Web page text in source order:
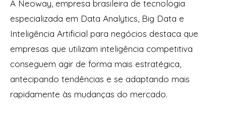
A Neoway, empresa brasileira de tecnologia
especializada em Data Analytics, Big Data e
Inteligência Artificial para negócios destaca que
empresas que utilizam inteligência competitiva
conseguem agir de forma mais estratégica,
antecipando tendências e se adaptando mais
rapidamente às mudanças do mercado.